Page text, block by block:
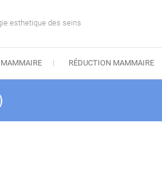
esthetique des seins
RÉDUCTION MAMMAIRE